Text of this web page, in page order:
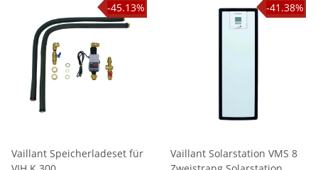
-45.13%
Vaillant Speicherladeset für
-41.38%
Vaillant Solarstation VMS 8